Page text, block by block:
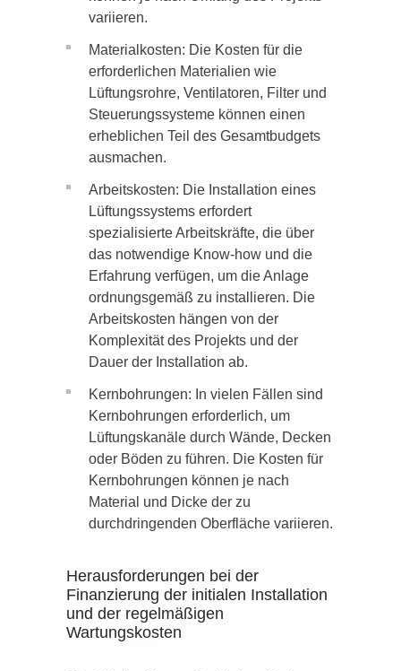
variieren.
Materialkosten: Die Kosten für die
erforderlichen Materialien wie
Lüftungsrohre, Ventilatoren, Filter und
Steuerungssysteme können einen
erheblichen Teil des Gesamtbudgets
ausmachen.
Arbeitskosten: Die Installation eines
Lüftungssystems erfordert
spezialisierte Arbeitskräfte, die über
das notwendige Know-how und die
Erfahrung verfügen, um die Anlage
ordnungsgemäß zu installieren. Die
Arbeitskosten hängen von der
Komplexität des Projekts und der
Dauer der Installation ab.
Kernbohrungen: In vielen Fällen sind
Kernbohrungen erforderlich, um
Lüftungskanäle durch Wände, Decken
oder Böden zu führen. Die Kosten für
Kernbohrungen können je nach
Material und Dicke der zu
durchdringenden Oberfläche variieren.
Herausforderungen bei der
Finanzierung der initialen Installation
und der regelmäßigen
Wartungskosten